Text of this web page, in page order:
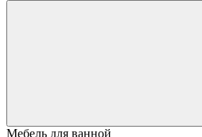
Мебель для ванной